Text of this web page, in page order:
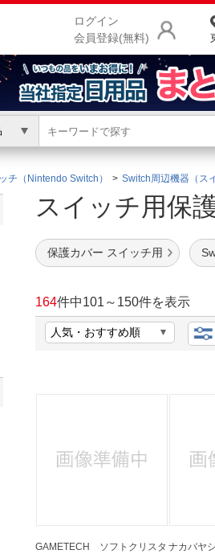
ログイン
会員登録(無料)
ラン
カテ
お客
ご利
チ（Nintendo Switch） Switch周辺機器（ス
スイッチ用保
保護カバー スイッチ用
164件中101 ～ 150件を表示
GAMETECH ソフトクリスタ ナカバヤ